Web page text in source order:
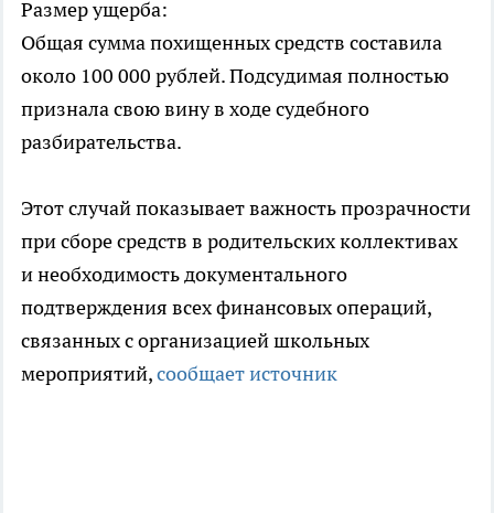
Размер ущерба:
Общая сумма похищенных средств составила
около 100 000 рублей. Подсудимая полностью
признала свою вину в ходе судебного
разбирательства.
Этот случай показывает важность прозрачности
при сборе средств в родительских коллективах
и необходимость документального
подтверждения всех финансовых операций,
связанных с организацией школьных
мероприятий,сообщает источник